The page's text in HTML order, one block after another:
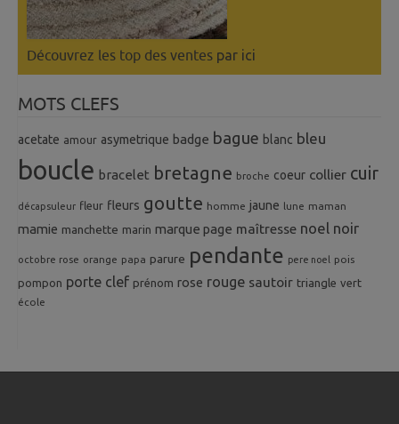
Découvrez les top des ventes par ici
MOTS CLEFS
acetate amour asymetrique badge bague blanc bleu
boucle bracelet bretagne broche coeur collier cuir
décapsuleur fleur fleurs goutte homme jaune lune maman
mamie manchette marin marque page maîtresse noel noir
octobre rose orange papa parure pendante pere noel pois
pompon porte clef prénom rose rouge sautoir triangle vert
école